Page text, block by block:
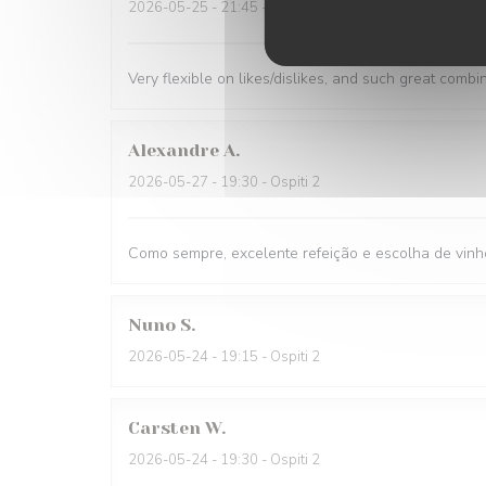
2026-05-25 - 21:45 - Ospiti 1
Very flexible on likes/dislikes, and such great
Alexandre A
2026-05-27 - 19:30 - Ospiti 2
Como sempre, excelente refeição e escolha de
Nuno S
2026-05-24 - 19:15 - Ospiti 2
Carsten W
2026-05-24 - 19:30 - Ospiti 2